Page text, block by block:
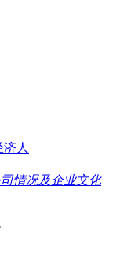
人
司情况及企业文化